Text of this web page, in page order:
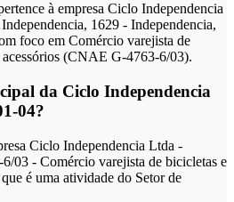
à empresa Ciclo Independencia
1629 - Independencia,
foco em Comércio varejista de
(CNAE G-4763-6/03).
da Ciclo Independencia
04?
Ciclo Independencia Ltda -
03 - Comércio varejista de bicicletas e
é uma atividade do Setor de